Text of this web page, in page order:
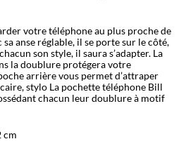
votre téléphone au plus proche de
anse réglable, il se porte sur le côté,
son style, il saura s’adapter. La
la doublure protégera votre
arrière vous permet d’attraper
stylo La pochette téléphone Bill
chacun leur doublure à motif
cm